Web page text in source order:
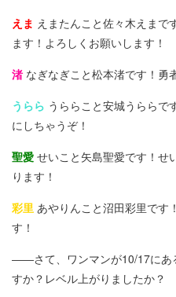
えま えまたんこと佐々木えまで
ます！よろしくお願いします！
渚なぎなぎこと松本渚です！勇
うらら うららこと安城うららで
にしちゃうぞ！
聖愛 せいこと矢島聖愛です！せ
ります！
彩里 あやりんこと沼田彩里です
す！
――さて、ワンマンが10/17にあ
すか？レベル上がりましたか？